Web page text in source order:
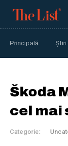
Principală Știri
Škoda
cel mai
Categorie: